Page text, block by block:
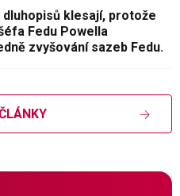
klesají, protože
Fedu Powella
zvyšování sazeb Fedu.